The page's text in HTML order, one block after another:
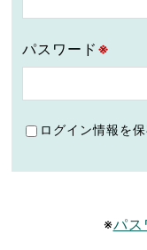
パスワード ※
ログイン情報を
※パス